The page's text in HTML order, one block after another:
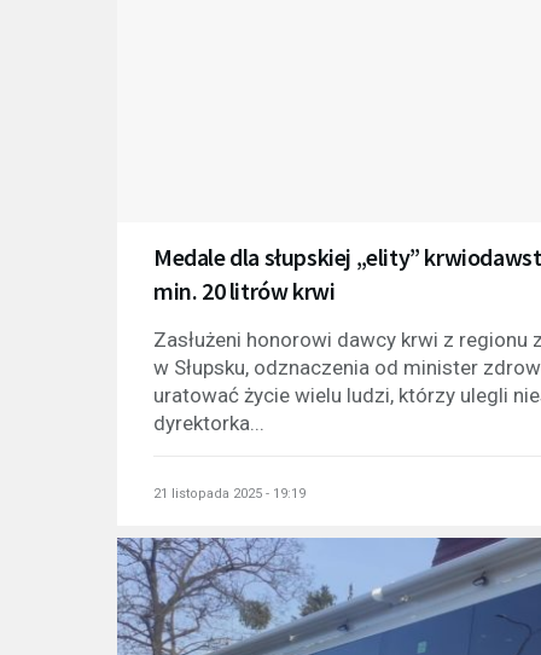
Medale dla słupskiej „elity”
min. 20 litrów krwi
Zasłużeni honorowi dawcy krwi z
w Słupsku, odznaczenia od minister
uratować życie wielu ludzi, którzy ulegli
dyrektorka...
21 listopada 2025 - 19:19